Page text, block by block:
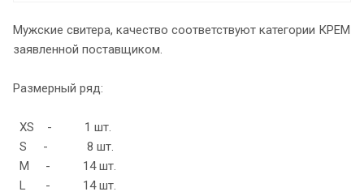
Мужские свитера, качество соответствуют категории КРЕМ
заявленной поставщиком.
Размерный ряд:
ХS - 1 шт.
S - 8 шт.
М - 14 шт.
L - 14 шт.